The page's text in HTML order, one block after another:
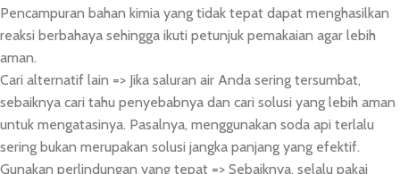
Pencampuran bahan kimia yang tidak tepat dapat menghasilkan
reaksi berbahaya sehingga ikuti petunjuk pemakaian agar lebih
aman.
Cari alternatif lain => Jika saluran air Anda sering tersumbat,
sebaiknya cari tahu penyebabnya dan cari solusi yang lebih aman
untuk mengatasinya. Pasalnya, menggunakan soda api terlalu
sering bukan merupakan solusi jangka panjang yang efektif.
Gunakan perlindungan yang tepat => Sebaiknya, selalu pakai